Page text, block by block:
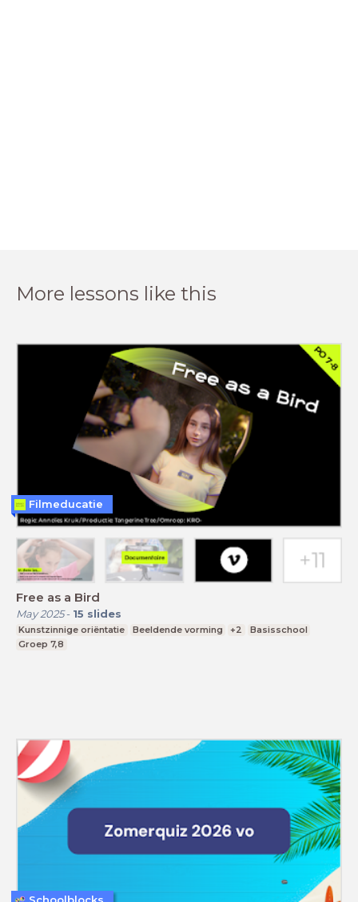
More lessons like this
Free as a Bird
May 2025- 15 slides
Kunstzinnige oriëntatie Beeldende vorming +2
Basisschool
Groep 7,8
Filmeducatie
Schoolblocks